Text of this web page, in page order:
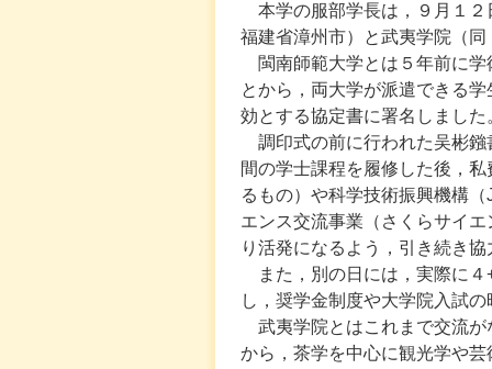
本学の服部学長は，９月１２
福建省漳州市）と武夷学院（
閩南師範大学とは５年前に学
とから，両大学が派遣できる
効とする協定書に署名しました
調印式の前に行われた吴彬鏹
間の学士課程を履修した後，
るもの）や科学技術振興機構（
エンス交流事業（さくらサイ
り活発になるよう，引き続き
また，別の日には，実際に４
し，奨学金制度や大学院入試
武夷学院とはこれまで交流が
から，茶学を中心に観光学や